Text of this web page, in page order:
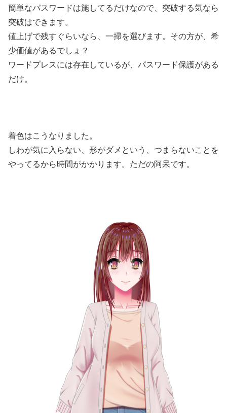
簡単なパスワードは施してるだけなので、突破する気なら
突破はできます。
値上げで残すぐらいなら、一掃を選びます。その方が、希
少価値があるでしょ？
ワードプレスには存在しているが、パスワード保護がある
だけ。
着色はこうなりました。
しわが気に入らない、形がダメという、つまらないことを
やってるから時間がかかります。ただの阿呆です。